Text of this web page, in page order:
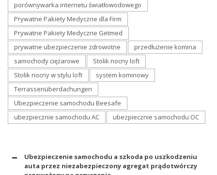
porównywarka internetu światłowodowego
Prywatne Pakiety Medyczne dla Firm
Prywatne Pakiety Medyczne Getmed
prywatne ubezpieczenie zdrowotne
przedłużenie komina
samochody ciężarowe
Stolik nocny loft
Stolik nocny w stylu loft
system kominowy
Terrassenüberdachungen
Ubezpieczenie samochodu Beesafe
ubezpiecznie samochodu AC
ubezpiecznie samochodu OC
Ubezpieczenie samochodu a szkoda po uszkodzeniu
auta przez niezabezpieczony agregat prądotwórczy